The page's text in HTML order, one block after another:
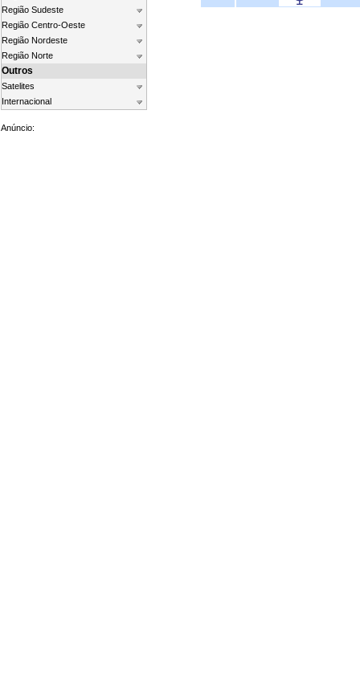
Região Sudeste
Região Centro-Oeste
Região Nordeste
Região Norte
Outros
Satelites
Internacional
Anúncio: